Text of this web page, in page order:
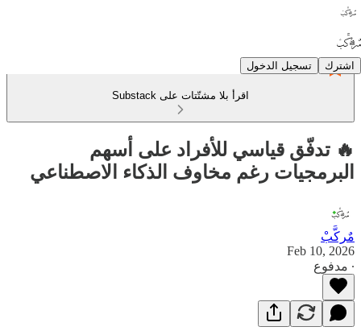
اشترك تسجيل الدخول
اقرأ بلا مشتّتات على Substack
🔥 تدفّق قياسي للأفراد على أسهم
البرمجيات رغم مخاوف الذكاء الاصطناعي
مٌركَّبْ
Feb 10, 2026
∙ مدفوع